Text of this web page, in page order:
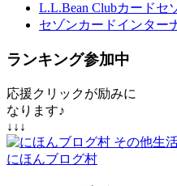
L.L.Bean Clubカードセ
セゾンカードインター
ランキング参加中
応援クリックが励みに
なります♪
↓↓↓
にほんブログ村